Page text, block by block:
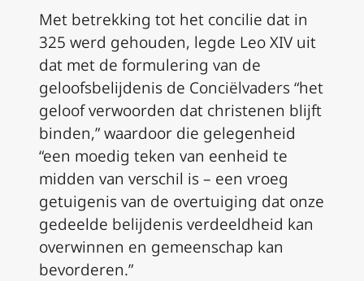
Met betrekking tot het concilie dat in
325 werd gehouden, legde Leo XIV uit
dat met de formulering van de
geloofsbelijdenis de Conciëlvaders “het
geloof verwoorden dat christenen blijft
binden,” waardoor die gelegenheid
“een moedig teken van eenheid te
midden van verschil is – een vroeg
getuigenis van de overtuiging dat onze
gedeelde belijdenis verdeeldheid kan
overwinnen en gemeenschap kan
bevorderen.”